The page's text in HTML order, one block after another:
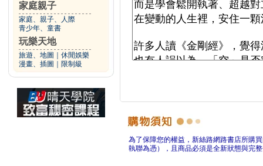
家庭親子
家庭、親子、人際
青少年、童書
玩樂天地
旅遊、地圖
休閒娛樂
漫畫、插圖
限制級
為了保障您的權益，新絲路網路書店所購
執聯為憑），且商品必須是全新狀態與完